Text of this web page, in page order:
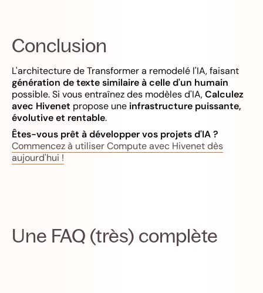
Conclusion
L'architecture de Transformer a remodelé l'IA, faisant
génération de texte similaire à celle d'un humain
possible. Si vous entraînez des modèles d'IA,Calculez
avec Hivenet propose une infrastructure puissante,
évolutive et rentable.
Êtes-vous prêt à développer vos projets d'IA ?
Commencez à utiliser Compute avec Hivenet dès
aujourd'hui !
Une FAQ (très) complète